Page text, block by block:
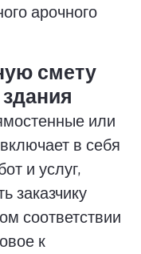
арочного
смету
или
в себя
и услуг,
заказчику
соответствии
к